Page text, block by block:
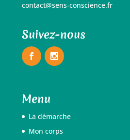
contact@sens-conscience.fr
Suivez-nous
Menu
La démarche
Mon corps